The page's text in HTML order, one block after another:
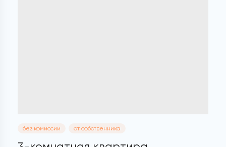
без комиссии от собственника